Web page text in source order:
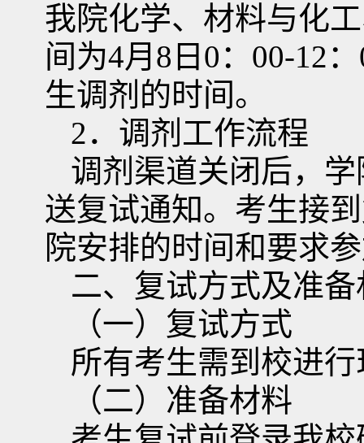
我院化学、材料与化
间为4月 8 日 0： 00-12：
生调剂的时间。
2．调剂工作流程
调剂渠道关闭后，
送复试通知。考生接
院安排的时间和要求
二、复试方式及准备
（一）复试方式
所有考生需到校进
（二）准备材料